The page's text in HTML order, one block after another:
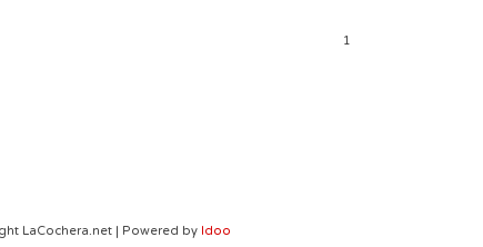
1
LaCochera.net | Powered by Idoo